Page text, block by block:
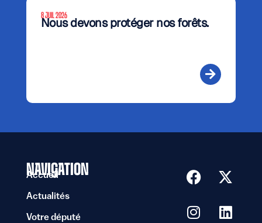
8 JUIL 2026
Nous devons protéger nos forêts.
NAVIGATION
Accueil
Actualités
Votre député